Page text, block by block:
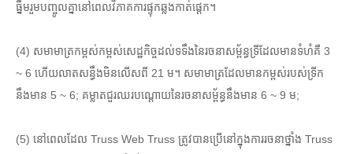
ធ្នឹមរួមបញ្ចូលគ្នានៅពេលវិភាគការផ្ទុកឆ្លងកាត់ផ្ដេក។
(4) សមាមាត្រកម្ពស់កម្ពស់សេដ្ឋកិច្ចដល់ទទឹងនៃរចនាសម្ព័ន្ធទ្រីដែលមានទំហំគឺ 3
~ 6 ហើយលាតសន្ធឹងមិនលើសពី 21 ម។ សមាមាត្រដែលមានកម្ពស់របស់ទ្រីក
នឹងមាន 5 ~ 6; គម្លាតជួរឈរបណ្តោយនៃរចនាសម្ព័ន្ធនឹងមាន 6 ~ 9 ម;
(5) នៅពេលដែល Truss Web Truss ត្រូវបានប្រើនៅក្នុងការរចនាថ្នាំង Truss